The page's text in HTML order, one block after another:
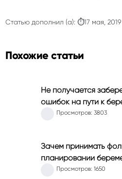
Статью дополнил (а): ⏱17 мая, 2019
Похожие статьи
Не получается
ошибок на пути к
Просмотров: 3803
Зачем принимать
планировании
Просмотров: 1650